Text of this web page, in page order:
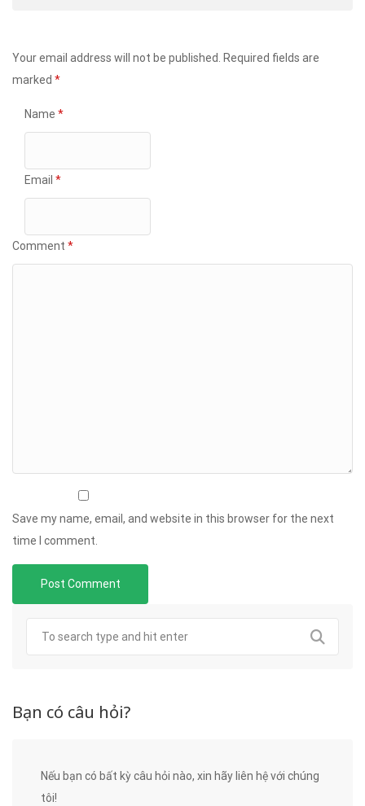
Your email address will not be published. Required fields are
marked *
Name *
Email *
Comment *
Save my name, email, and website in this browser for the next
time I comment.
Bạn có câu hỏi?
Nếu bạn có bất kỳ câu hỏi nào, xin hãy liên hệ với chúng
tôi!